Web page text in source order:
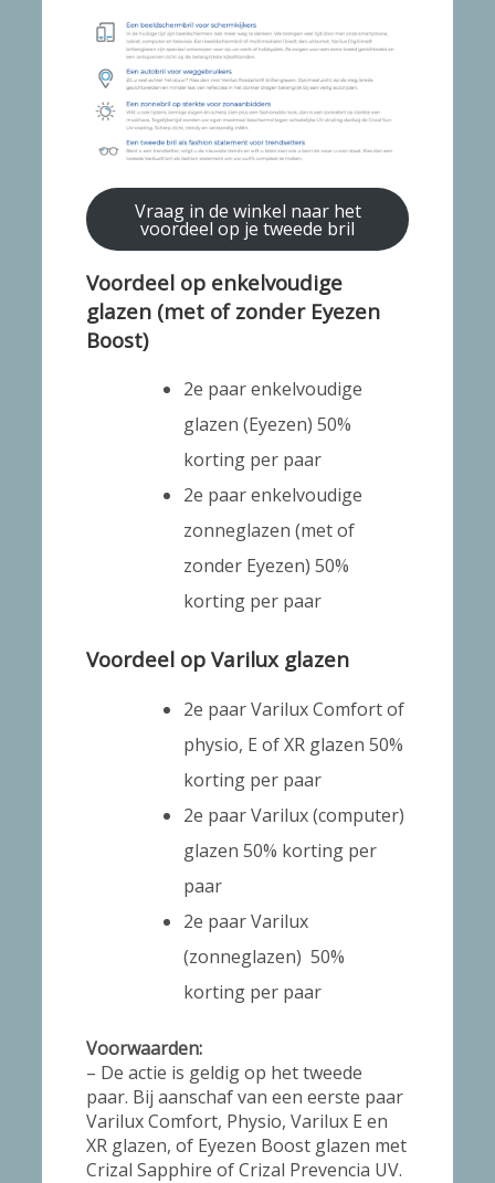
Vraag in de winkel naar het
voordeel op je tweede bril
Voordeel op enkelvoudige
glazen (met of zonder Eyezen
Boost)
2e paar enkelvoudige
glazen (Eyezen) 50%
korting per paar
2e paar enkelvoudige
zonneglazen (met of
zonder Eyezen) 50%
korting per paar
Voordeel op Varilux glazen
2e paar Varilux Comfort of
physio, E of XR glazen 50%
korting per paar
2e paar Varilux (computer)
glazen 50% korting per
paar
2e paar Varilux
(zonneglazen) 50%
korting per paar
Voorwaarden:
– De actie is geldig op het tweede
paar. Bij aanschaf van een eerste paar
Varilux Comfort, Physio, Varilux E en
XR glazen, of Eyezen Boost glazen met
Crizal Sapphire of Crizal Prevencia UV.